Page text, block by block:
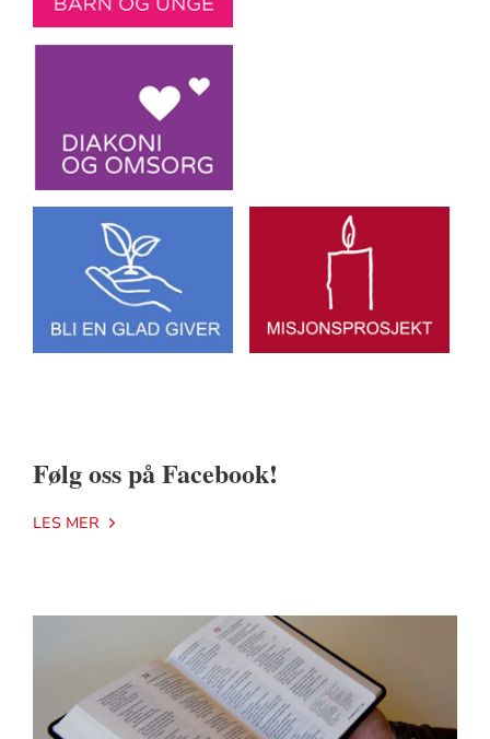
Følg oss på Facebook!
LES MER